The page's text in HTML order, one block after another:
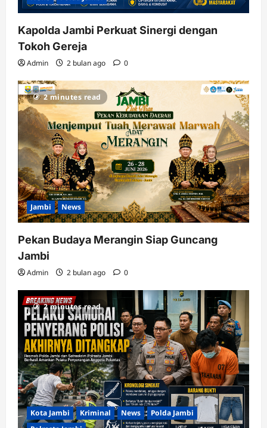
Kapolda Jambi Perkuat Sinergi dengan
Tokoh Gereja
Admin 2 bulan ago 0
2 minutes read
Jambi News
Pekan Budaya Merangin Siap Guncang
Jambi
Admin 2 bulan ago 0
2 minutes read
Kota Jambi Kriminal News
Polda Jambi